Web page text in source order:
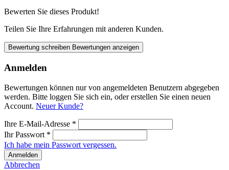
Bewerten Sie dieses Produkt!
Teilen Sie Ihre Erfahrungen mit anderen Kunden.
Bewertung schreiben Bewertungen anzeigen
Anmelden
Bewertungen können nur von angemeldeten Benutzern abgegeben
werden. Bitte loggen Sie sich ein, oder erstellen Sie einen neuen
Account. Neuer Kunde?
Ihre E-Mail-Adresse *
Ihr Passwort *
Ich habe mein Passwort vergessen.
Anmelden
Abbrechen